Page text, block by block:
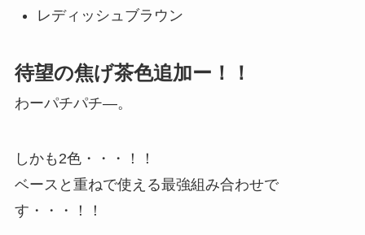
レディッシュブラウン
待望の焦げ茶色追加ー！！
わーパチパチ―。
しかも2色・・・！！
ベースと重ねで使える最強組み合わせで
す・・・！！